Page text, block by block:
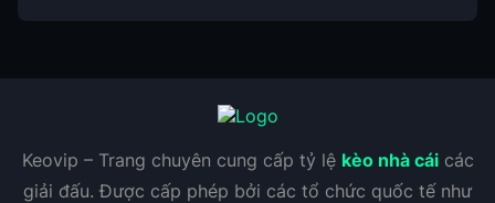
Keovip – Trang chuyên cung cấp tỷ lệ kèo nhà cáicác
giải đấu. Được cấp phép bởi các tổ chức quốc tế như